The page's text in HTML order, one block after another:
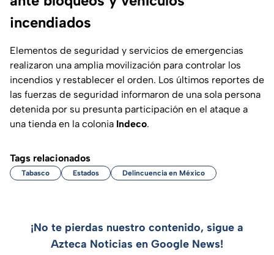
incendiados
Elementos de seguridad y servicios de emergencias
realizaron una amplia movilización para controlar los
incendios y restablecer el orden. Los últimos reportes de
las fuerzas de seguridad informaron de una sola persona
detenida por su presunta participación en el ataque a
una tienda en la colonia Indeco.
Tags relacionados
Tabasco Estados Delincuencia en México
¡No te pierdas nuestro contenido, sigue a
Azteca Noticias en Google News!